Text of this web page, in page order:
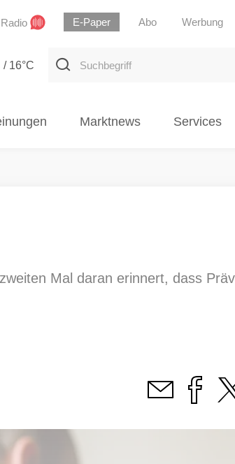
Radio E-Paper Abo Werbung
/ 16°C
Suchbegriff
Marktnews Services
Mal daran erinnert, dass